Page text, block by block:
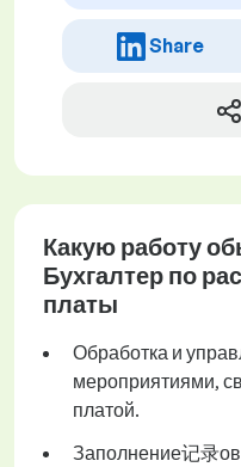
Share
Какую работу
Бухгалтер по
платы
Обработка и
мероприятиями,
платой.
Заполнение记录